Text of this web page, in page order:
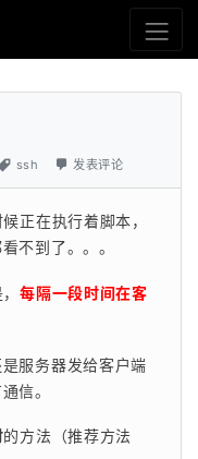
ssh 发表评论
正在执行着脚本，
不到了。。。
，每隔一段时间在客
服务器发给客户端
信。
的方法（推荐方法